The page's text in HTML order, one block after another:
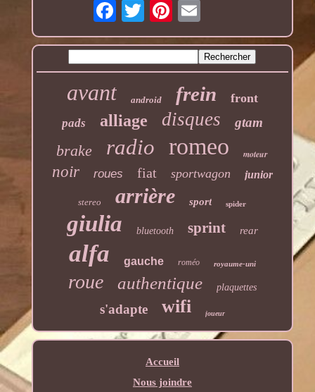
avant android frein front
pads alliage disques gtam
brake radio romeo moteur
noir roues fiat sportwagon junior
stereo arrière sport spider
giulia bluetooth sprint rear
alfa gauche roméo royaume-uni
roue authentique plaquettes
s'adapte wifi joueur
Accueil
Nous joindre